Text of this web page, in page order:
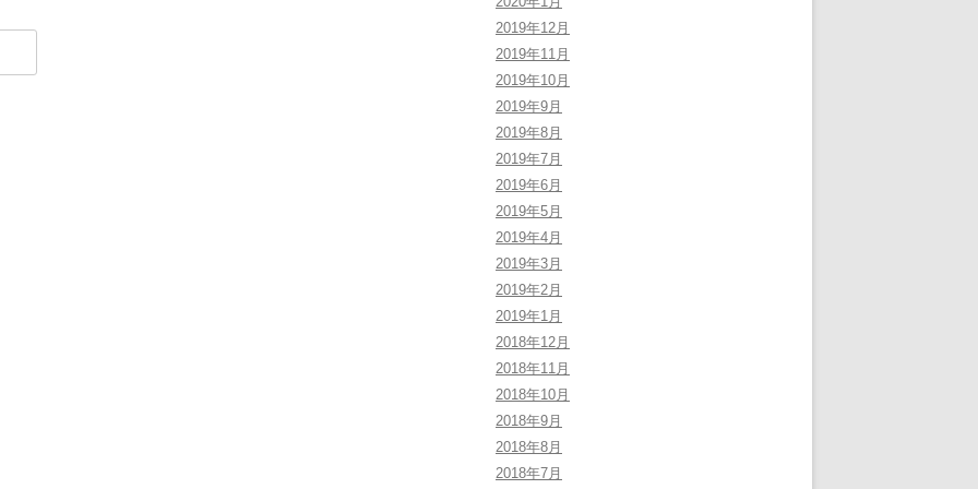
2019年12月
2019年11月
2019年10月
2019年9月
2019年8月
2019年7月
2019年6月
2019年5月
2019年4月
2019年3月
2019年2月
2019年1月
2018年12月
2018年11月
2018年10月
2018年9月
2018年8月
2018年7月